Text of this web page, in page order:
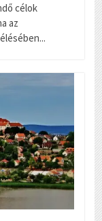
célok
az